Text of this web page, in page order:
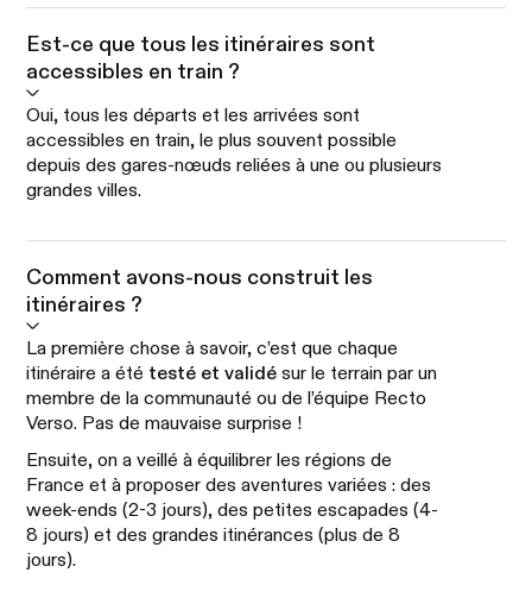
Est-ce que tous les itinéraires sont
accessibles en train ?
Oui, tous les départs et les arrivées sont
accessibles en train, le plus souvent possible
depuis des gares-nœuds reliées à une ou plusieurs
grandes villes.
Comment avons-nous construit les
itinéraires ?
La première chose à savoir, c’est que chaque
itinéraire a été testé et validésur le terrain par un
membre de la communauté ou de l’équipe Recto
Verso. Pas de mauvaise surprise !
Ensuite, on a veillé à équilibrer les régions de
France et à proposer des aventures variées : des
week-ends (2-3 jours), des petites escapades (4-
8 jours) et des grandes itinérances (plus de 8
jours).